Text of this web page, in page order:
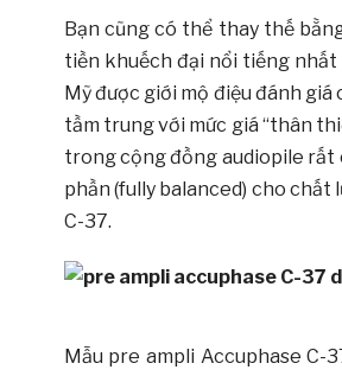
Bạn cũng có thể thay thế
tiền khuếch đại nổi tiếng
Mỹ được giới mộ điệu đánh
tầm trung với mức giá “thân
trong cộng đồng audiopile rất
phần (fully balanced) cho
C-37.
Mẫu pre ampli Accuphase C-